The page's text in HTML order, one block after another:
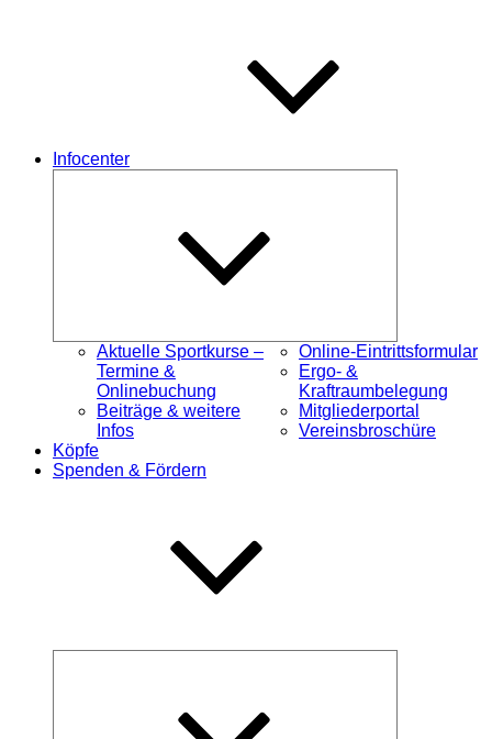
Infocenter
Aktuelle Sportkurse –
Termine &
Onlinebuchung
Beiträge & weitere
Infos
Online-Eintrittsformular
Ergo- &
Kraftraumbelegung
Mitgliederportal
Vereinsbroschüre
Köpfe
Spenden & Fördern